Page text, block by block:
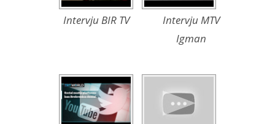
Intervju BIR TV
Intervju MTV
Igman